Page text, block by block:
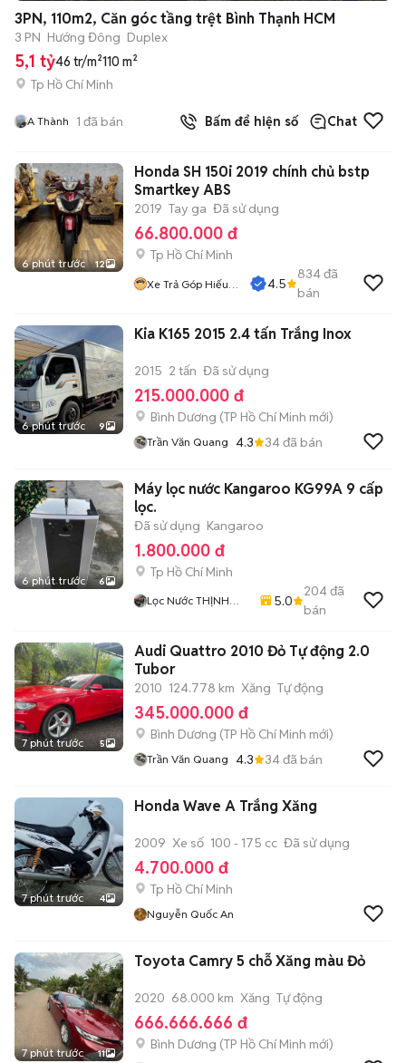
+2
3PN, 110m2, Căn góc tầng trệt Bình Thạnh HCM
3 PN Hướng Đông Duplex
5,1 tỷ46 tr/m²110 m²
Tp Hồ Chí Minh
A Thành 1 đã bán Bấm để hiện số Chat
6 phút trước 12
Honda SH 150i 2019 chính chủ bstp
Smartkey ABS
2019 Tay ga Đã sử dụng
66.800.000 đ
Tp Hồ Chí Minh
Xe Trả Góp Hiếu
4.5
834đã
bán
6 phút trước 9
Kia K165 2015 2.4 tấn Trắng Inox
2015 2 tấn Đã sử dụng
215.000.000 đ
Bình Dương (TP Hồ Chí Minh mới)
Trần Văn Quang 4.3 34đã bán
6 phút trước 6
Máy lọc nước Kangaroo KG99A 9 cấp
lọc.
Đã sử dụng Kangaroo
1.800.000 đ
Tp Hồ Chí Minh
Lọc Nước THỊNH
5.0
204đã
bán
7 phút trước 5
Audi Quattro 2010 Đỏ Tự động 2.0
Tubor
2010 124.778 km Xăng Tự động
345.000.000 đ
Bình Dương (TP Hồ Chí Minh mới)
Trần Văn Quang 4.3 34đã bán
7 phút trước 4
Honda Wave A Trắng Xăng
2009 Xe số 100 - 175 cc Đã sử dụng
4.700.000 đ
Tp Hồ Chí Minh
Nguyễn Quốc An
7 phút trước 11
Toyota Camry 5 chỗ Xăng màu Đỏ
2020 68.000 km Xăng Tự động
666.666.666 đ
Bình Dương (TP Hồ Chí Minh mới)